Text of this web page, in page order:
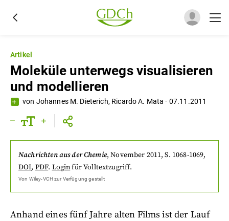
Artikel
Moleküle unterwegs visualisieren
und modellieren
von Johannes M. Dieterich, Ricardo A. Mata · 07.11.2011
Nachrichten aus der Chemie,November 2011, S. 1068-1069,
DOI, PDF. Loginfür Volltextzugriff.
Von Wiley-VCHzur Verfügung gestellt
Anhand eines fünf Jahre alten Films ist der Lauf